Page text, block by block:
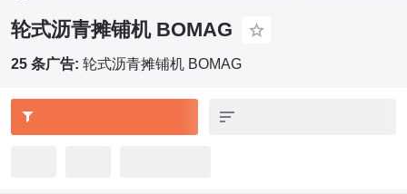
轮式沥青摊铺机 BOMAG
25 条广告: 轮式沥青摊铺机 BOMAG